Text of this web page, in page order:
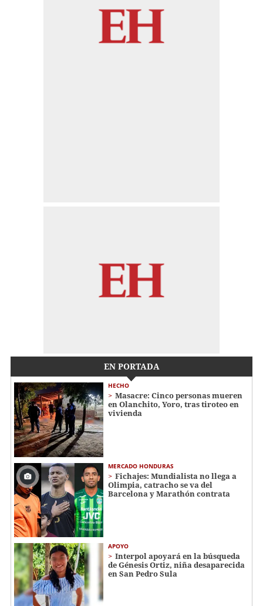
EN PORTADA
HECHO
Masacre: Cinco personas mueren
en Olanchito, Yoro, tras tiroteo en
vivienda
MERCADO HONDURAS
Fichajes: Mundialista no llega a
Olimpia, catracho se va del
Barcelona y Marathón contrata
APOYO
Interpol apoyará en la búsqueda
de Génesis Ortiz, niña desaparecida
en San Pedro Sula